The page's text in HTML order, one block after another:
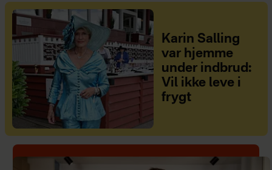
Karin Salling
var hjemme
under indbrud:
Vil ikke leve i
frygt